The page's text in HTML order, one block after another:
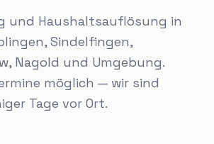
und Haushaltsauflösung in
Sindelfingen,
Nagold und Umgebung.
möglich — wir sind
Tage vor Ort.